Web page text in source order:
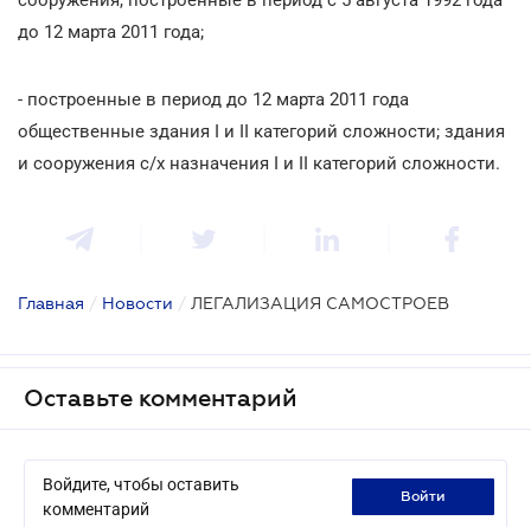
до 12 марта 2011 года;
- построенные в период до 12 марта 2011 года
общественные здания I и II категорий сложности; здания
и сооружения с/х назначения I и II категорий сложности.
Главная / Новости / ЛЕГАЛИЗАЦИЯ САМОСТРОЕВ
Оставьте комментарий
Войдите, чтобы оставить
комментарий
войти